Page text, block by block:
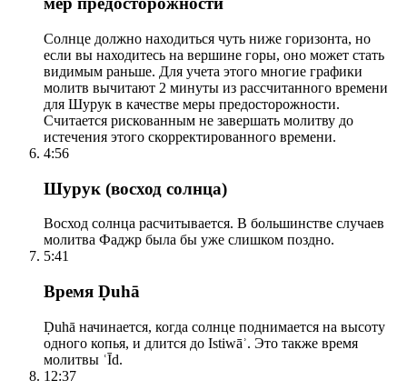
Солнце должно находиться чуть ниже горизонта, но
если вы находитесь на вершине горы, оно может стать
видимым раньше. Для учета этого многие графики
молитв вычитают 2 минуты из рассчитанного времени
для Шурук в качестве меры предосторожности.
Считается рискованным не завершать молитву до
истечения этого скорректированного времени.
4:56
Шурук (восход солнца)
Восход солнца расчитывается. В большинстве случаев
молитва Фаджр была бы уже слишком поздно.
5:41
Время Ḍuhā
Ḍuhā начинается, когда солнце поднимается на высоту
одного копья, и длится до Istiwāʾ. Это также время
молитвы ʿĪd.
12:37